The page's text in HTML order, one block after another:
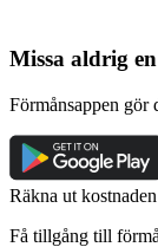
Missa aldrig
Förmånsappen gör
Räkna ut
Få tillgång till